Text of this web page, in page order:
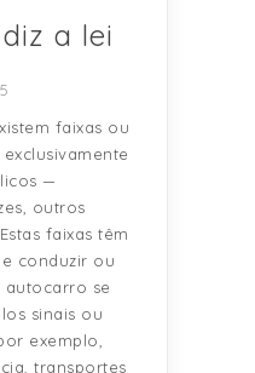
a lei
faixas ou
—
outros
faixas têm
conduzir ou
autocarro se
sinais ou
exemplo,
transportes